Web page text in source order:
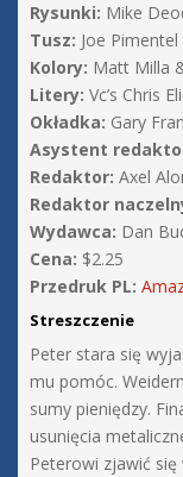
Rysunki: Mike
Tusz: Joe
Kolory: Matt Milla
Litery: Vc’s Chris
Okładka: Gary
Asystent
Redaktor: Axel
Redaktor
Wydawca: Dan
Cena: $2.25
Przedruk PL:
Streszczenie
Peter stara się
mu pomóc.
sumy pieniędzy.
usunięcia
Peterowi zjawić